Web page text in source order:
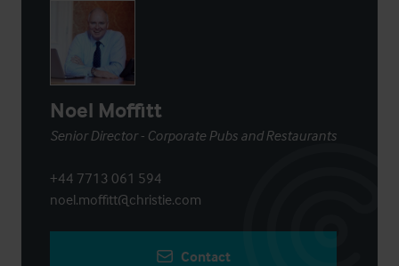
Noel Moffitt
Senior Director - Corporate Pubs and Restaurants
+44 7713 061 594
noel.moffitt@christie.com
Contact